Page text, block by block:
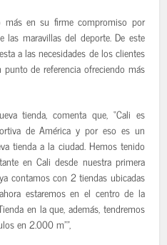
más en su firme compromiso por
maravillas del deporte. De este
a las necesidades de los clientes
de referencia ofreciendo más
tienda, comenta que, “Cali es
de América y por eso es un
tienda a la ciudad. Hemos tenido
en Cali desde nuestra primera
contamos con 2 tiendas ubicadas
estaremos en el centro de la
en la que, además, tendremos
en 2.000 m””,